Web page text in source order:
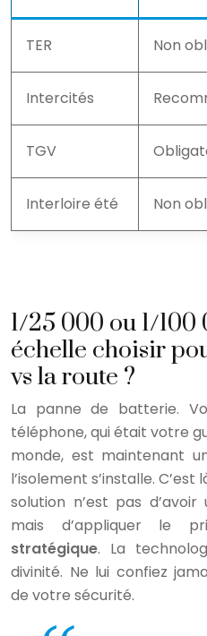
TER Non
Intercités
TGV
Interloire été Non
1/25 000 ou 1/
échelle choisir
vs la route ?
La panne de batterie.
téléphone, qui était votre
monde, est maintenant
l’isolement s’installe.
solution n’est pas
mais d’appliquer le
stratégique. La
divinité. Ne lui confiez
de votre sécurité.